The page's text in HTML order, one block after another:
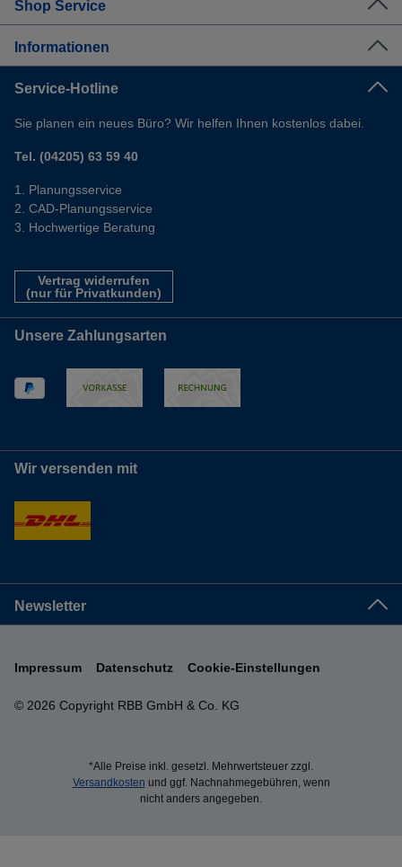
Shop Service
Informationen
Service-Hotline
Sie planen ein neues Büro? Wir helfen Ihnen kostenlos dabei.
Tel. (04205) 63 59 40
Planungsservice
CAD-Planungsservice
Hochwertige Beratung
Vertrag widerrufen
(nur für Privatkunden)
Unsere Zahlungsarten
Wir versenden mit
Newsletter
© 2026 Copyright RBB GmbH & Co. KG
Impressum Datenschutz Cookie-Einstellungen
*Alle Preise inkl. gesetzl. Mehrwertsteuer zzgl.
Versandkosten und ggf. Nachnahmegebühren, wenn
nicht anders angegeben.